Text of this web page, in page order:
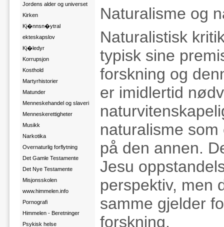
Jordens alder og universet
Kirken
Kj�nnsn�ytral
ekteskapslov
Kj�ledyr
Korrupsjon
Kosthold
Martyrhistorier
Matunder
Menneskehandel og slaveri
Menneskerettigheter
Musikk
Narkotika
Overnaturlig forflytning
Det Gamle Testamente
Det Nye Testamente
Misjonsskolen
www.himmelen.info
Pornografi
Himmelen - Beretninger
Psykisk helse
Naturalisme og
Naturalistisk
typisk sine
forskning og
er imidlertid
naturalisme
på den annen.
Jesu
perspektiv, men
samme gjelder
forskning.